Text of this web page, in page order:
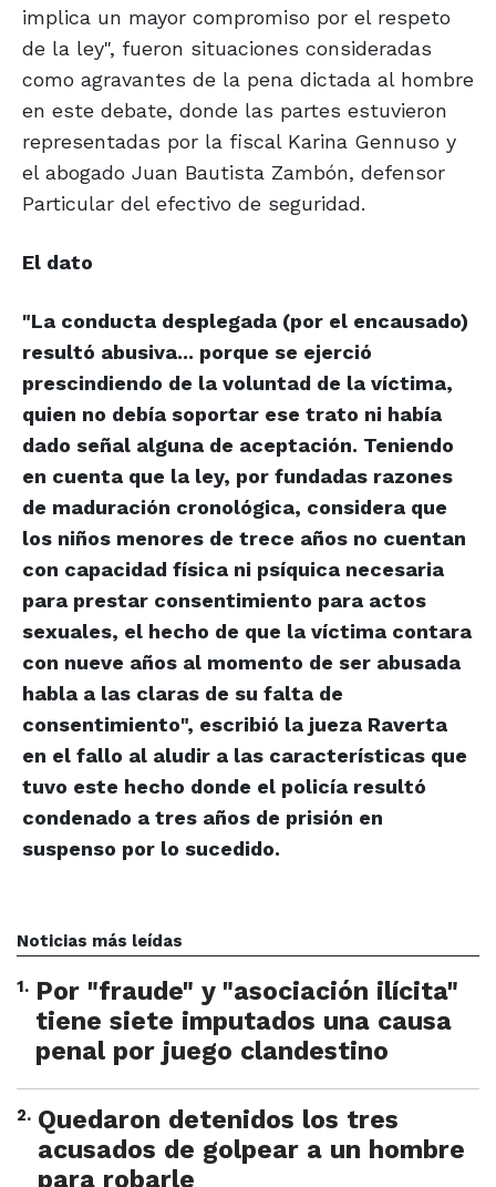
implica un mayor compromiso por el respeto
de la ley", fueron situaciones consideradas
como agravantes de la pena dictada al hombre
en este debate, donde las partes estuvieron
representadas por la fiscal Karina Gennuso y
el abogado Juan Bautista Zambón, defensor
Particular del efectivo de seguridad.
El dato
"La conducta desplegada (por el encausado)
resultó abusiva... porque se ejerció
prescindiendo de la voluntad de la víctima,
quien no debía soportar ese trato ni había
dado señal alguna de aceptación. Teniendo
en cuenta que la ley, por fundadas razones
de maduración cronológica, considera que
los niños menores de trece años no cuentan
con capacidad física ni psíquica necesaria
para prestar consentimiento para actos
sexuales, el hecho de que la víctima contara
con nueve años al momento de ser abusada
habla a las claras de su falta de
consentimiento", escribió la jueza Raverta
en el fallo al aludir a las características que
tuvo este hecho donde el policía resultó
condenado a tres años de prisión en
suspenso por lo sucedido.
Noticias más leídas
1. Por "fraude" y "asociación ilícita"
tiene siete imputados una causa
penal por juego clandestino
2. Quedaron detenidos los tres
acusados de golpear a un hombre
para robarle